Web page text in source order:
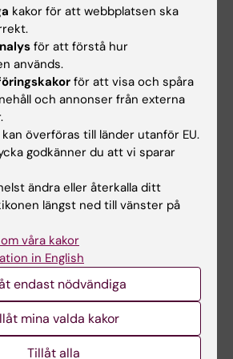
ETHYLHEXYL) PHTHALATE
ON MICROARCHITECTURE
IN MALE LABORATORY
RESULTS
R; Kolena B; Polacikova Z;
M; Vondrakova M;
Petrovicova I
TOXICOLOGY.
phthalate exposure on the
hormone levels during
and reproductive markers in
of 3 months
I; Kolena B; Sidlovska
Alla författare
JOURNAL OF
kakor för att webbplatsen ska
för att förstå hur
används.
för att visa och spåra
och annonser från externa
överföras till länder utanför EU.
godkänner du att vi sparar
ändra eller återkalla ditt
längst ned till vänster på
våra kakor
in English
endast nödvändiga
mina valda kakor
Tillåt alla